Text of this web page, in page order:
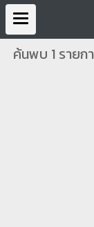
ค้นพบ 1 รายก